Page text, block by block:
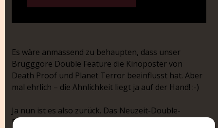
Es wäre anmassend zu behaupten, dass unser
Brugggore Double Feature die Kinoposter von
Death Proof und Planet Terror beeinflusst hat. Aber
mal ehrlich – die Ähnlichkeit liegt ja auf der Hand! :-)
Ja nun ist es also zurück. Das Neuzeit-Double-
Feature der Extraklasse!